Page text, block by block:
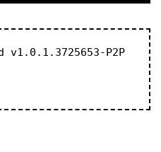
v1.0.1.3725653-P2P